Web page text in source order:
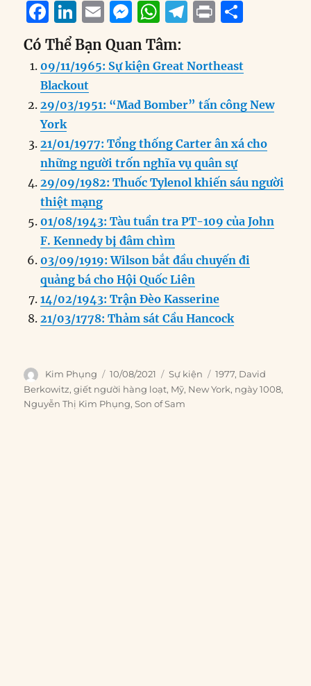
F
a
c
e
b
o
o
k
Li
n
k
e
d
n
E
m
ai
l
M
e
ss
e
n
er
W
h
at
s
A
p
T
e
g
r
m
P
n
t
a
re
Có Thể Bạn Quan Tâm:
09/11/1965: Sự kiện Great Northeast
Blackout
29/03/1951: “Mad Bomber” tấn công New
York
21/01/1977: Tổng thống Carter ân xá cho
những người trốn nghĩa vụ quân sự
29/09/1982: Thuốc Tylenol khiến sáu người
thiệt mạng
01/08/1943: Tàu tuần tra PT-109 của John
F. Kennedy bị đâm chìm
03/09/1919: Wilson bắt đầu chuyến đi
quảng bá cho Hội Quốc Liên
14/02/1943: Trận Đèo Kasserine
21/03/1778: Thảm sát Cầu Hancock
Author
Kim Phụng
Posted
on
10/08/2021 Categories
Sự kiện Tags
1977, David
Berkowitz,giết người hàng loạt, Mỹ, New York, ngày 1008,
Nguyễn Thị Kim Phụng,Son of Sam